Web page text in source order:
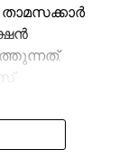
താമസക്കാർ